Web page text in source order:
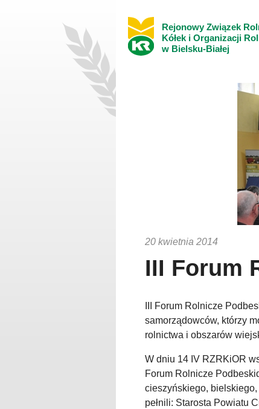
Rejonowy Związek
Kółek i Organizacji
w Bielsku-Białej
20 kwietnia 2014
III Forum
III Forum Rolnicze
samorządowców, którzy
rolnictwa i obszarów
W dniu 14 IV RZRKiOR
Forum Rolnicze
cieszyńskiego,
pełnili: Starosta Powiatu